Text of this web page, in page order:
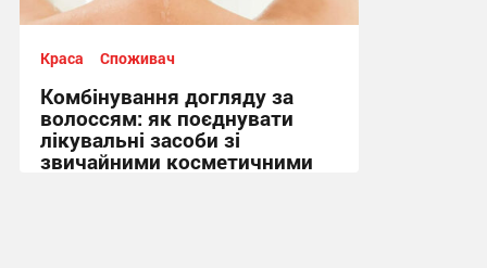
Краса Споживач
Комбінування догляду за
волоссям: як поєднувати
лікувальні засоби зі
звичайними косметичними